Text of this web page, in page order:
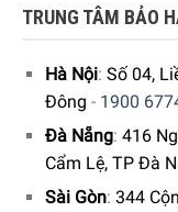
TRUNG TÂM BẢO
Hà Nội: Số 04,
Đông - 1900
Đà Nẵng: 416
Cẩm Lệ, TP Đà
Sài Gòn: 344